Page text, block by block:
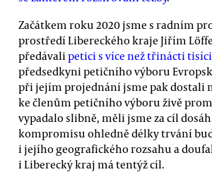
Začátkem roku 2020 jsme s radním
prostředí Libereckého kraje Jiřím
předávali petici s více než třinácti
předsedkyni petičního výboru
při jejím projednání jsme pak dostali
ke členům petičního výboru živě
vypadalo slibně, měli jsme za cíl
kompromisu ohledně délky trvání
i jejího geografického rozsahu a
i Liberecký kraj má tentýž cíl.